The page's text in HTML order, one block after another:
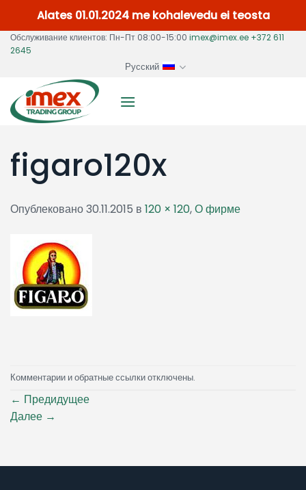
Alates 01.01.2024 me kohalevedu ei teosta
Skip
to
Обслуживание клиентов: Пн-Пт 08:00-15:00 imex@imex.ee +372 611
2645
Русский
figaro120x
Опублековано30.11.2015 в 120 × 120,О фирме
Комментарии и обратные ссылки отключены.
← Предидущее
Далее →